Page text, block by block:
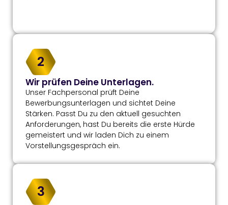
2
Wir prüfen Deine Unterlagen.
Unser Fachpersonal prüft Deine
Bewerbungsunterlagen und sichtet Deine
Stärken. Passt Du zu den aktuell gesuchten
Anforderungen, hast Du bereits die erste Hürde
gemeistert und wir laden Dich zu einem
Vorstellungsgespräch ein.
3